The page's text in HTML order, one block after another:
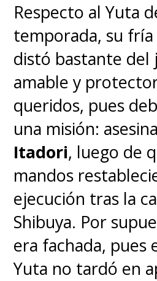
Respecto al Yuta
temporada, su
distó bastante del
amable y
queridos, pues
una misión:
Itadori, luego de
mandos
ejecución tras la
Shibuya. Por
era fachada, pues
Yuta no tardó en